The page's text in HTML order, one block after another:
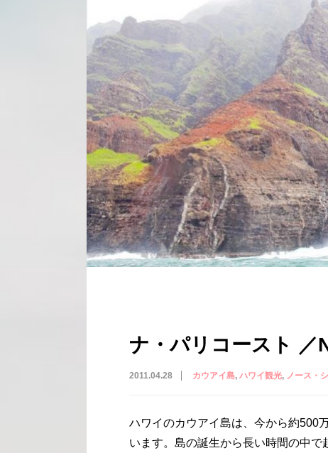
ナ・パリコースト ／
2011.04.28 カウアイ島 ハワイ観光 ノース・
ハワイのカウアイ島は、今から約500
います。島の誕生から長い時間の中